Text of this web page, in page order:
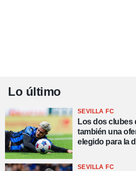
Lo último
SEVILLA FC
Los dos clubes
también una
elegido para la
SEVILLA FC